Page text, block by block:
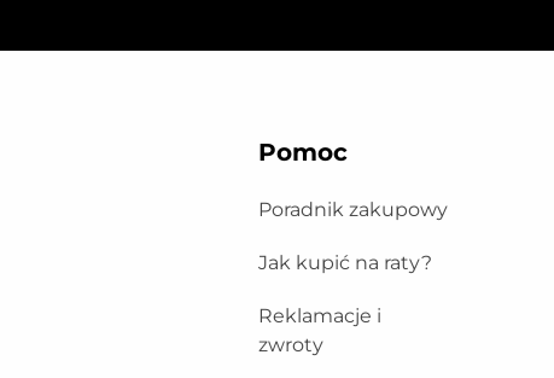
Pomoc
Poradnik zakupowy
Jak kupić na raty?
Reklamacje i
zwroty